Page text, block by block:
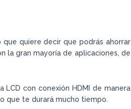
quiere decir que podrás ahorrar
la gran mayoría de aplicaciones, de
con conexión HDMI de manera
que te durará mucho tiempo.